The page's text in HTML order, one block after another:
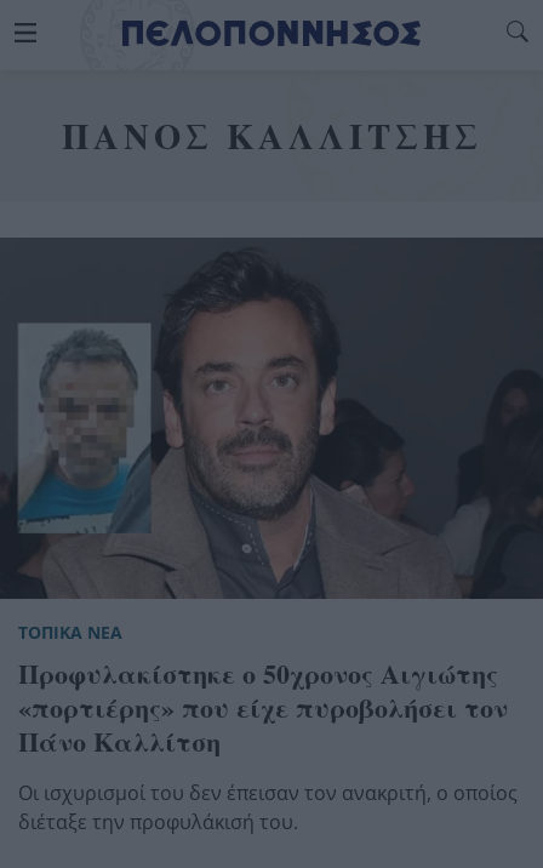
ΠΑΝΟΣ ΚΑΛΛΙΤΣΗΣ
ΤΟΠΙΚΑ ΝΕΑ
Προφυλακίστηκε ο 50χρονος Αιγιώτης
«πορτιέρης» που είχε πυροβολήσει τον
Πάνο Καλλίτση
Οι ισχυρισμοί του δεν έπεισαν τον ανακριτή, ο οποίος
διέταξε την προφυλάκισή του.